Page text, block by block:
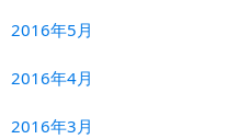
2016年5月
2016年4月
2016年3月